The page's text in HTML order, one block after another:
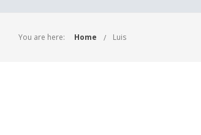
You are here: Home Luis